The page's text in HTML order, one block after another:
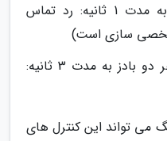
ضربه زدن و نگه داشتن به مدت 1 ثانیه: رد تماس
شخصی سازی است)
ضربه زدن و نگه داشتن هر دو بادز به مدت 3 ثانیه:
می تواند این کنترل های